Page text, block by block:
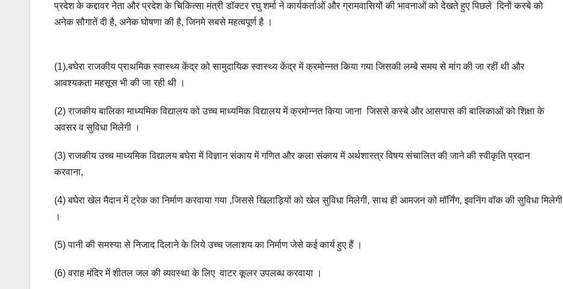
प्रदेश के कद्दावर नेता और प्रदेश के चिकित्सा मंत्री डॉक्टर रघु शर्मा ने कार्यकर्ताओं और ग्रामवासियों की भावनाओं को देखते हुए पिछले दिनों कस्बे को
अनेक सौगातें दी है, अनेक घोषणा की है, जिनमे सबसे महत्वपूर्ण है ।
(1).बघेरा राजकीय प्राथमिक स्वास्थ्य केंद्र को सामुदायिक स्वास्थ्य केंद्र में क्रमोन्नत किया गया जिसकी लम्बे समय से मांग की जा रहीं थी और
आवश्यकता महसूस भी की जा रही थी ।
(2) राजकीय बालिका माध्यमिक विद्यालय को उच्च माध्यमिक विद्यालय में क्रमोन्नत किया जाना जिससे कस्बे और आसपास की बालिकाओं को शिक्षा के
अवसर व सुविधा मिलेगी ।
(3) राजकीय उच्च माध्यमिक विद्यालय बघेरा में विज्ञान संकाय में गणित और कला संकाय में अर्थशास्त्र विषय संचालित की जाने की स्वीकृति प्रदान
करवाना,
(4) बघेरा खेल मैदान में ट्रेक का निर्माण करवाया गया ,जिससे खिलाड़ियों को खेल सुविधा मिलेगी, साथ ही आमजन को मॉर्निंग, इवनिंग वॉक की सुविधा मिलेगी
।
(5) पानी की समस्या से निजाद दिलाने के लिये उच्च जलाशय का निर्माण जेसे कई कार्य हुए हैं ।
(6) वराह मंदिर में शीतल जल की व्यवस्था के लिए वाटर कूलर उपलब्ध करवाया ।